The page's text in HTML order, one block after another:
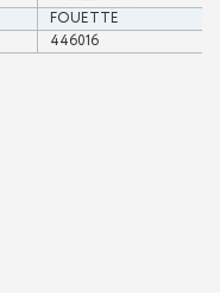
FOUETTE
446016